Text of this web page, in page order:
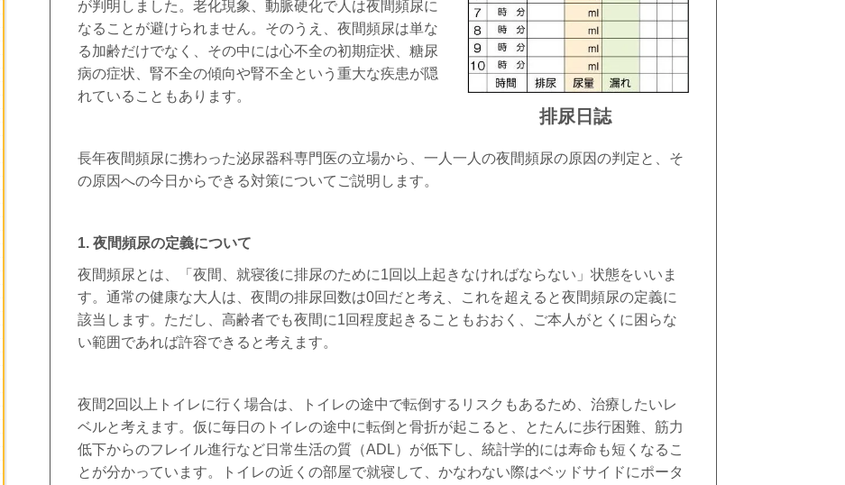
排尿日誌
が判明しました。老化現象、動脈硬化で人は夜間頻尿に
なることが避けられません。そのうえ、夜間頻尿は単な
る加齢だけでなく、その中には心不全の初期症状、糖尿
病の症状、腎不全の傾向や腎不全という重大な疾患が隠
れていることもあります。
長年夜間頻尿に携わった泌尿器科専門医の立場から、一人一人の夜間頻尿の原因の判定と、そ
の原因への今日からできる対策についてご説明します。
1. 夜間頻尿の定義について
夜間頻尿とは、「夜間、就寝後に排尿のために1回以上起きなければならない」状態をいいま
す。通常の健康な大人は、夜間の排尿回数は0回だと考え、これを超えると夜間頻尿の定義に
該当します。ただし、高齢者でも夜間に1回程度起きることもおおく、ご本人がとくに困らな
い範囲であれば許容できると考えます。
夜間2回以上トイレに行く場合は、トイレの途中で転倒するリスクもあるため、治療したいレ
ベルと考えます。仮に毎日のトイレの途中に転倒と骨折が起こると、とたんに歩行困難、筋力
低下からのフレイル進行など日常生活の質（ADL）が低下し、統計学的には寿命も短くなるこ
とが分かっています。トイレの近くの部屋で就寝して、かなわない際はベッドサイドにポータ